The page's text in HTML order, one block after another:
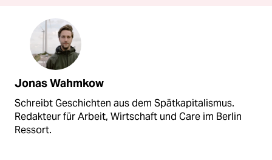
Jonas Wahmkow
Schreibt Geschichten aus dem Spätkapitalismus.
Redakteur für Arbeit, Wirtschaft und Care im Berlin
Ressort.